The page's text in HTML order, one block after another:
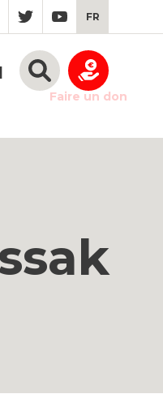
FR
Faire un don